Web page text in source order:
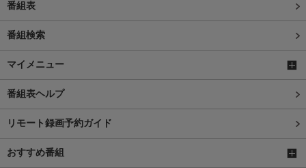
番組表
番組検索
マイメニュー
番組表ヘルプ
リモート録画予約ガイド
おすすめ番組